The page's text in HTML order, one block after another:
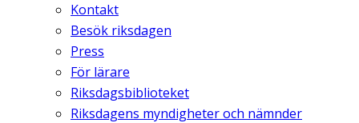
Kontakt
Besök riksdagen
Press
För lärare
Riksdagsbiblioteket
Riksdagens myndigheter och nämnder